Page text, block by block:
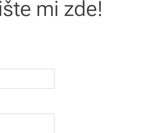
mi zde!